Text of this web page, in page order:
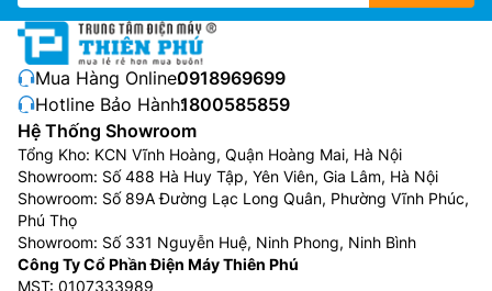
Mua Hàng Online:0918969699
Hotline Bảo Hành:1800585859
Hệ Thống Showroom
Tổng Kho: KCN Vĩnh Hoàng, Quận Hoàng Mai, Hà Nội
Showroom: Số 488 Hà Huy Tập, Yên Viên, Gia Lâm, Hà Nội
Showroom: Số 89A Đường Lạc Long Quân, Phường Vĩnh Phúc,
Phú Thọ
Showroom: Số 331 Nguyễn Huệ, Ninh Phong, Ninh Bình
Công Ty Cổ Phần Điện Máy Thiên Phú
MST: 0107333989